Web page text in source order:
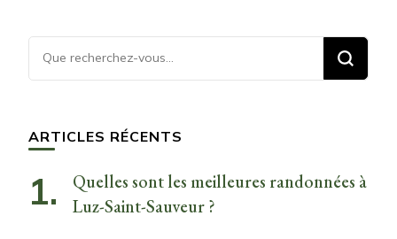
Vous
recherchiez
ARTICLES RÉCENTS
Quelles sont les meilleures randonnées à
Luz-Saint-Sauveur ?